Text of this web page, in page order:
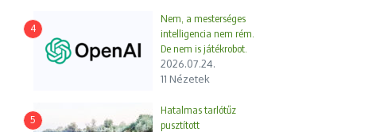
4
Nem, a mesterséges
intelligencia nem rém.
De nem is játékrobot.
2026.07.24.
11 Nézetek
5
Hatalmas tarlótűz
pusztított